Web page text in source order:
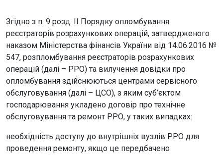
Згідно з п. 9 розд. II Порядку опломбування
реєстраторів розрахункових операцій, затвердженого
наказом Міністерства фінансів України від 14.06.2016 №
547, розпломбування реєстраторів розрахункових
операцій (далі – РРО) та вилучення довідки про
опломбування здійснюються центрами сервісного
обслуговування (далі – ЦСО), з яким суб’єктом
господарювання укладено договір про технічне
обслуговування та ремонт РРО, у таких випадках:
необхідність доступу до внутрішніх вузлів РРО для
проведення ремонту, якщо це передбачено